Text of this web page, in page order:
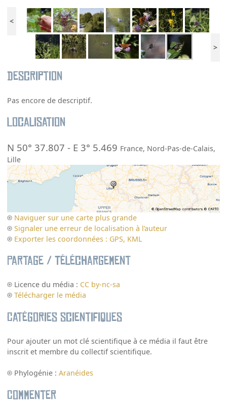
<
>
Description
Pas encore de descriptif.
Localisation
N 50° 37.807 - E 3° 5.469 France, Nord-Pas-de-Calais,
Lille
Naviguer sur une carte plus grande
Signaler une erreur de localisation à l’auteur
Exporter les coordonnées : GPS, KML
Partage / Téléchargement
Licence du média : CC by-nc-sa
Télécharger le média
Catégories scientifiques
Pour ajouter un mot clé scientifique à ce média il faut être
inscrit et membre du collectif scientifique.
Phylogénie :Aranéides
Commenter